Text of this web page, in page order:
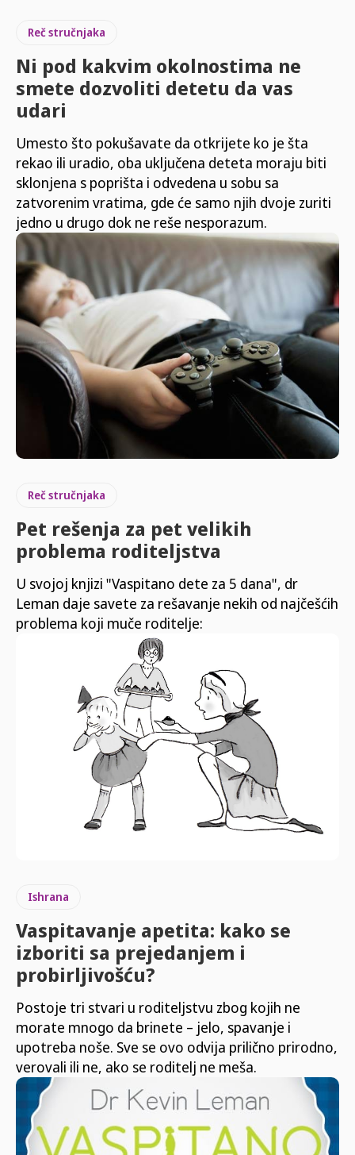
Reč stručnjaka
Ni pod kakvim okolnostima ne
smete dozvoliti detetu da vas
udari
Umesto što pokušavate da otkrijete ko je šta
rekao ili uradio, oba uključena deteta moraju biti
sklonjena s poprišta i odvedena u sobu sa
zatvorenim vratima, gde će samo njih dvoje zuriti
jedno u drugo dok ne reše nesporazum.
Reč stručnjaka
Pet rešenja za pet velikih
problema roditeljstva
U svojoj knjizi "Vaspitano dete za 5 dana", dr
Leman daje savete za rešavanje nekih od najčešćih
problema koji muče roditelje:
Ishrana
Vaspitavanje apetita: kako se
izboriti sa prejedanjem i
probirljivošću?
Postoje tri stvari u roditeljstvu zbog kojih ne
morate mnogo da brinete – jelo, spavanje i
upotreba noše. Sve se ovo odvija prilično prirodno,
verovali ili ne, ako se roditelj ne meša.